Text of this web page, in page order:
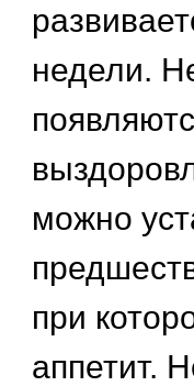
недели.
можно
при
аппетит.